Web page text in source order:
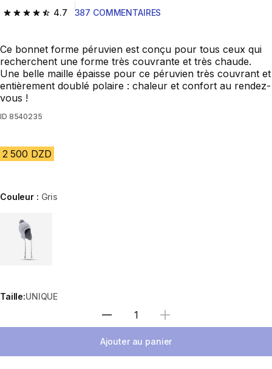
4.7
4.7 out of 5 stars from 387 reviews
387 COMMENTAIRES
Ce bonnet forme péruvien est conçu pour tous ceux qui
recherchent une forme très couvrante et très chaude.
Une belle maille épaisse pour ce péruvien très couvrant et
entièrement doublé polaire : chaleur et confort au rendez-
vous !
ID 8540235
2 500 DZD
Couleur : Gris
Choose a variant
Taille:UNIQUE
Sélectionnez la quantité
Ajouter au panier